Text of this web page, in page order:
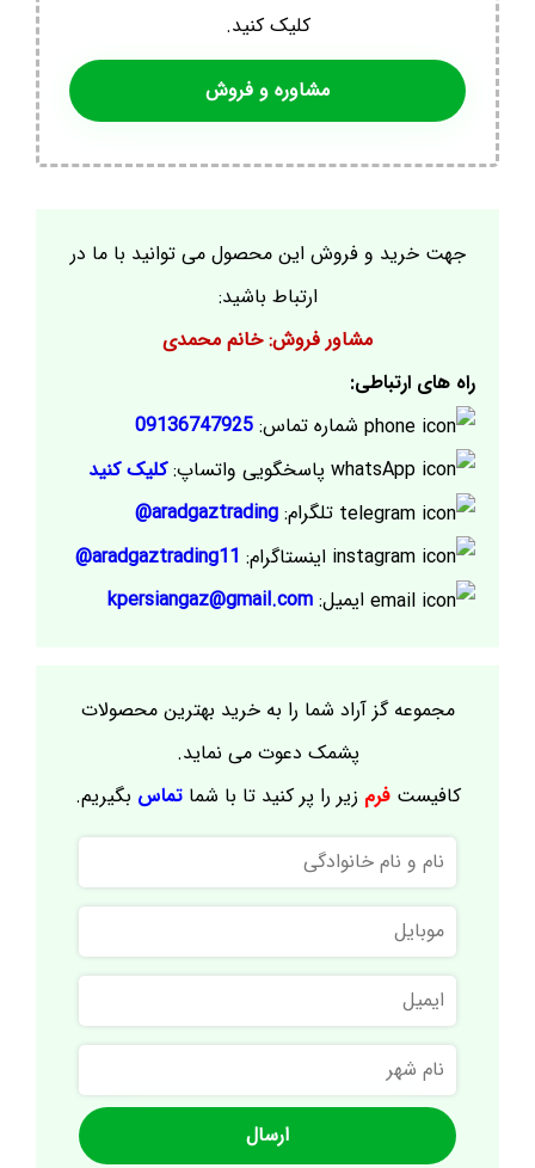
کلیک کنید.
مشاوره و فروش
جهت خرید و فروش این محصول می توانید با ما در
ارتباط باشید:
مشاور فروش: خانم محمدی
راه های ارتباطی:
شماره تماس: 09136747925
پاسخگویی واتساپ:کلیک کنید
تلگرام: aradgaztrading@
اینستاگرام: aradgaztrading11@
ایمیل: kpersiangaz@gmail.com
مجموعه گز آراد شما را به خرید بهترین محصولات
پشمک دعوت می نماید.
کافیستفرم زیر را پر کنید تا با شماتماس بگیریم.
نام
و
نام
خانوادگی
موبایل
ایمیل
نام
شهر